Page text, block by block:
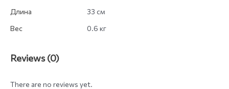
Длина
33 см
Вес
0.6 кг
Reviews (0)
There are no reviews yet.